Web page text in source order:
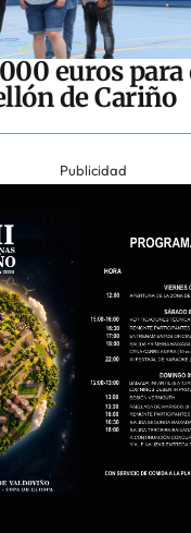
euros
de Cariño
Publicidad